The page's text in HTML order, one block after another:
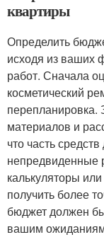
квартиры
Определить
исходя из ваших
работ. Сначала
косметический
перепланировка.
материалов и
что часть
непредвиденные
калькуляторы
получить более
бюджет должен
вашим